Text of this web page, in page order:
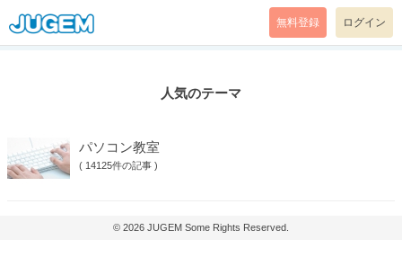
無料登録 ログイン
人気のテーマ
パソコン教室
( 14125件の記事 )
© 2026 JUGEM Some Rights Reserved.